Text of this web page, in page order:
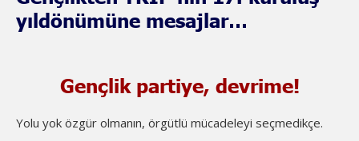
yıldönümüne mesajlar…
Gençlik partiye, devrime!
Yolu yok özgür olmanın, örgütlü mücadeleyi seçmedikçe.